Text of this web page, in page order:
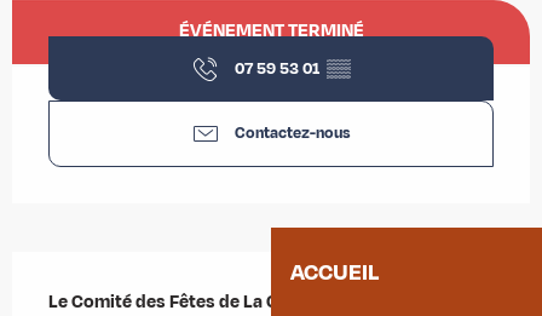
ACCUEIL
Ouverture et coordonnées
ÉVÉNEMENT TERMINÉ
07 59 53 01 ▒▒
Contactez-nous
Le Comité des Fêtes de La Chambre vous invite à